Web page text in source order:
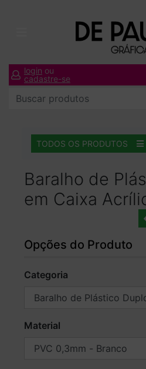
login ou
cadastre-se
TODOS OS PRODUTOS
Baralho de
em Caixa
Opções do Produto
Categoria
Material